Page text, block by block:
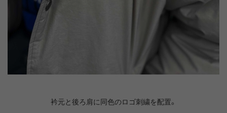
衿元と後ろ肩に同色のロゴ刺繍を配置。